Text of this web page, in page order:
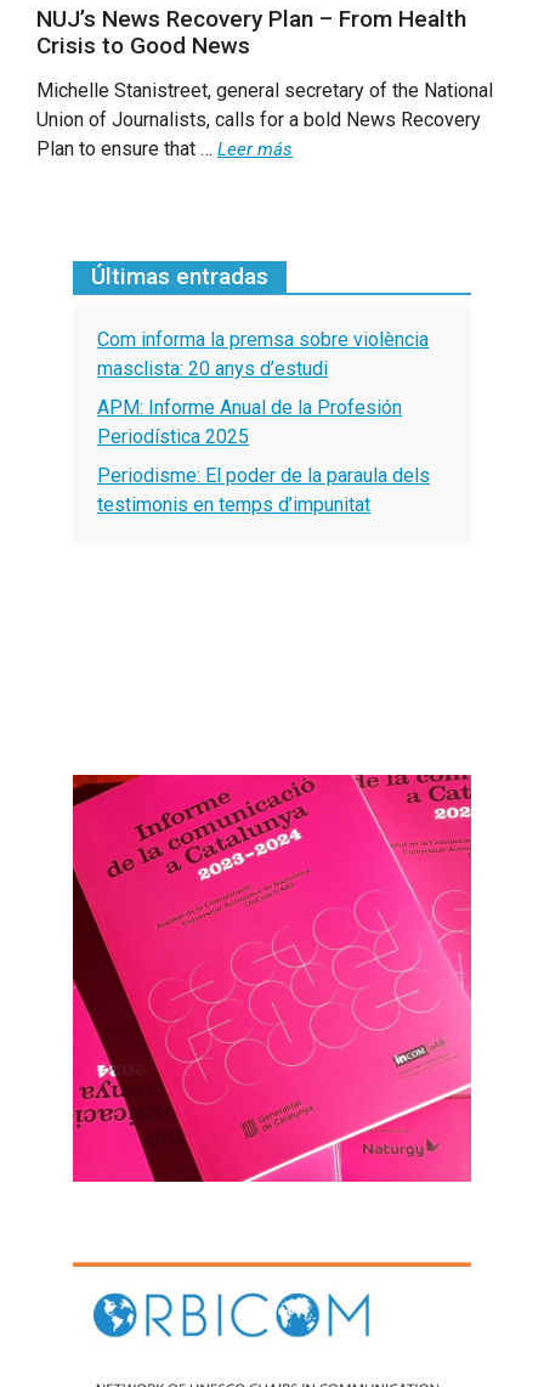
NUJ’s News Recovery Plan – From Health
Crisis to Good News
Michelle Stanistreet, general secretary of the National
Union of Journalists, calls for a bold News Recovery
Plan to ensure that … Leer más
Últimas entradas
Com informa la premsa sobre violència
masclista: 20 anys d’estudi
APM: Informe Anual de la Profesión
Periodística 2025
Periodisme: El poder de la paraula dels
testimonis en temps d’impunitat